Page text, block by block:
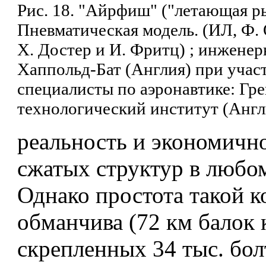
Рис. 18. "Айрфиш" ("летающая
Пневматическая модель. (ИЛ, Ф.
X. Достер и И. Фритц) ;
Хаппольд-Бат (Англия) при
специалисты по аэронавтике:
технологический институт
реальность и
сжатых структур в
Однако простота такой
обманчива (72 км балок
скрепленных 34 тыс.